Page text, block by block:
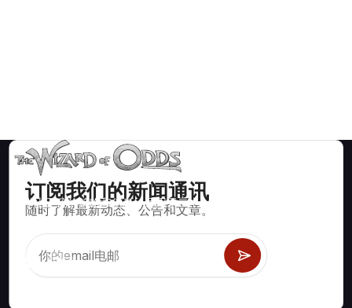
订阅我们的新闻通讯
随时了解最新动态、公告和文章。
数学上正确的策略和信息，适用于二十一点、掷骰子、轮盘赌等
数百种可玩的赌场游戏。